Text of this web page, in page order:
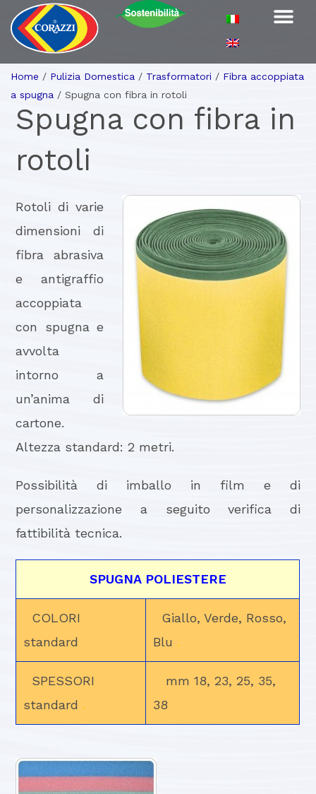
Home / Pulizia Domestica / Trasformatori / Fibra accoppiata
a spugna / Spugna con fibra in rotoli
Spugna con fibra in
rotoli
Rotoli di varie
dimensioni di
fibra abrasiva
e antigraffio
accoppiata
con spugna e
avvolta
intorno a
un’anima di
cartone.
Altezza standard: 2 metri.
Possibilità di imballo in film e di
personalizzazione a seguito verifica di
fattibilità tecnica.
SPUGNA POLIESTERE
COLORI
standard
Giallo, Verde, Rosso,
Blu .
SPESSORI
standard .
mm 18, 23, 25, 35,
38